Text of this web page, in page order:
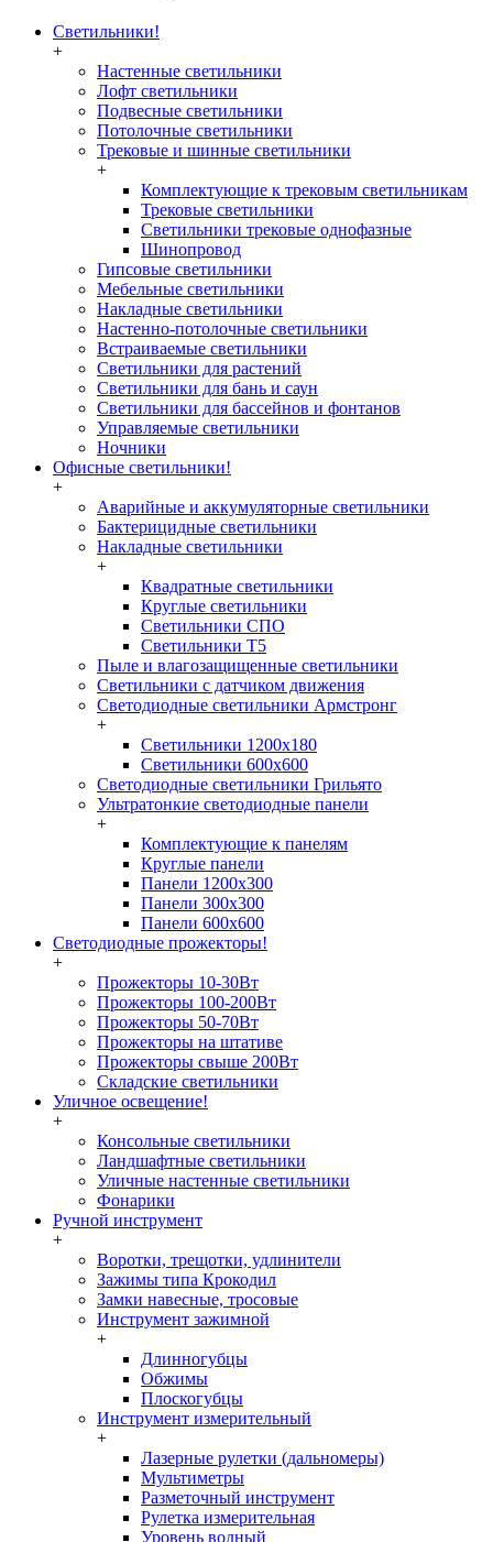
Светильники!
+
Настенные светильники
Лофт светильники
Подвесные светильники
Потолочные светильники
Трековые и шинные светильники
+
Комплектующие к трековым светильникам
Трековые светильники
Светильники трековые однофазные
Шинопровод
Гипсовые светильники
Мебельные светильники
Накладные светильники
Настенно-потолочные светильники
Встраиваемые светильники
Светильники для растений
Светильники для бань и саун
Светильники для бассейнов и фонтанов
Управляемые светильники
Ночники
Офисные светильники!
+
Аварийные и аккумуляторные светильники
Бактерицидные светильники
Накладные светильники
+
Квадратные светильники
Круглые светильники
Светильники СПО
Светильники Т5
Пыле и влагозащищенные светильники
Светильники с датчиком движения
Светодиодные светильники Армстронг
+
Светильники 1200х180
Светильники 600х600
Светодиодные светильники Грильято
Ультратонкие светодиодные панели
+
Комплектующие к панелям
Круглые панели
Панели 1200х300
Панели 300х300
Панели 600х600
Светодиодные прожекторы!
+
Прожекторы 10-30Вт
Прожекторы 100-200Вт
Прожекторы 50-70Вт
Прожекторы на штативе
Прожекторы свыше 200Вт
Складские светильники
Уличное освещение!
+
Консольные светильники
Ландшафтные светильники
Уличные настенные светильники
Фонарики
Ручной инструмент
+
Воротки, трещотки, удлинители
Зажимы типа Крокодил
Замки навесные, тросовые
Инструмент зажимной
+
Длинногубцы
Обжимы
Плоскогубцы
Инструмент измерительный
+
Лазерные рулетки (дальномеры)
Мультиметры
Разметочный инструмент
Рулетка измерительная
Уровень водный